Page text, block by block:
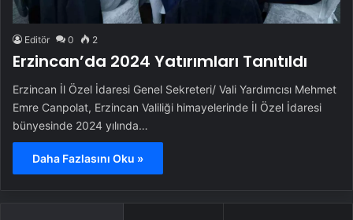
Editör 0 2
Erzincan’da 2024 Yatırımları Tanıtıldı
Erzincan İl Özel İdaresi Genel Sekreteri/ Vali Yardımcısı Mehmet
Emre Canpolat, Erzincan Valiliği himayelerinde İl Özel İdaresi
bünyesinde 2024 yılında…
Daha Fazlasını Oku »